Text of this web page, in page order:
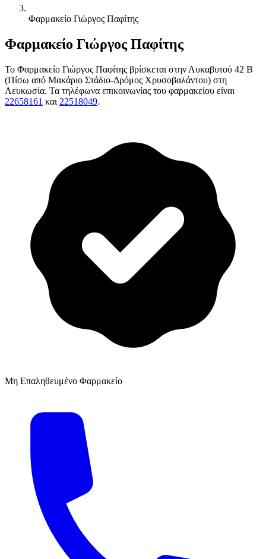
Φαρμακείο Γιώργος Παφίτης
Φαρμακείο Γιώργος Παφίτης
Το Φαρμακείο Γιώργος Παφίτης βρίσκεται στην Λυκαβυτού 42 Β
(Πίσω από Μακάριο Στάδιο-Δρόμος Χρυσοβαλάντου) στη
Λευκωσία. Τα τηλέφωνα επικοινωνίας του φαρμακείου είναι
22658161 και 22518049.
Μη Επαληθευμένο Φαρμακείο